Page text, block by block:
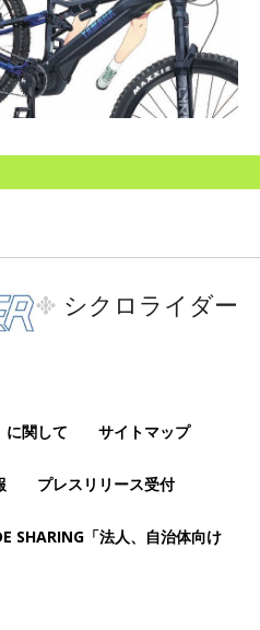
シクロライダー
に関して サイトマップ
プレスリリース受付
SHARING「法人、自治体向け